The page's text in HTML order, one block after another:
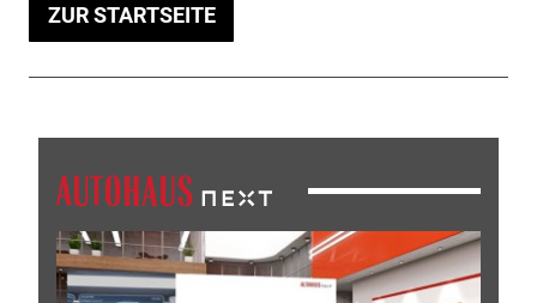
ZUR STARTSEITE